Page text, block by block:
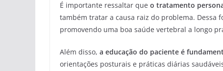
É importante ressaltar que o tratamento
também tratar a causa raiz do problema. Dessa
promovendo uma boa saúde vertebral a longo
Além disso, a educação do paciente é
orientações posturais e práticas diárias